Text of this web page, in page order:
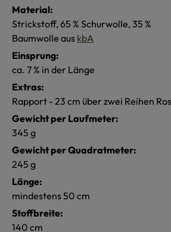
Material:
Strickstoff, 65 % Schurwolle, 35 %
Baumwolle aus kbA
Einsprung:
ca. 7 % in der Länge
Extras:
Rapport - 23 cm über zwei Reihen
Gewicht per Laufmeter:
345 g
Gewicht per Quadratmeter:
245 g
Länge:
mindestens 50 cm
Stoffbreite:
140 cm